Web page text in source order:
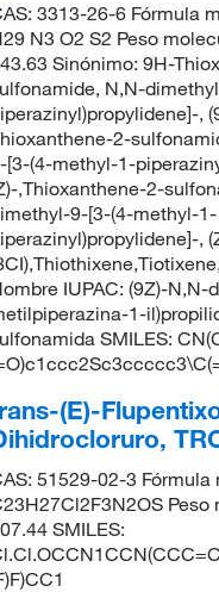
3313-26-6 Fórmula
N3 O2 S2 Peso
Sinónimo: 9H-
N,N-
,
2-
[3-(4-methyl-1-
,Thioxanthene-2-
9-[3-(4-methyl-1-
,
IUPAC: (9Z)-
1-
SMILES:
(E)-
51529-02-3 Fórmula
Peso
SMILES: